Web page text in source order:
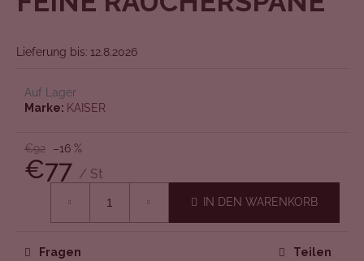
von
Lieferung bis: 12.8.2026
Auf Lager
Marke: KAISER
€92 –16 %
€77 / St
IN DEN WARENKORB
Fragen Teilen